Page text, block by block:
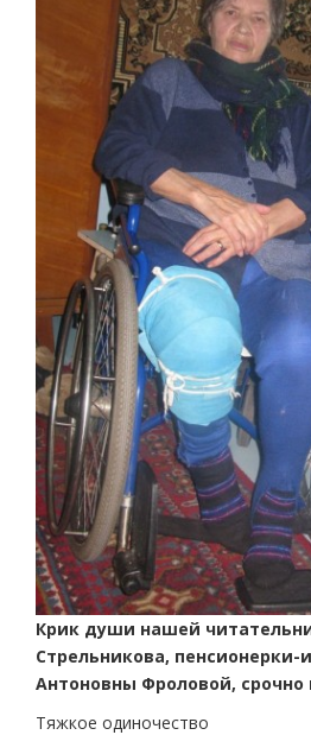
Крик души нашей
Стрельникова, пенсионерки-
Антоновны Фроловой, срочно
Тяжкое одиночество